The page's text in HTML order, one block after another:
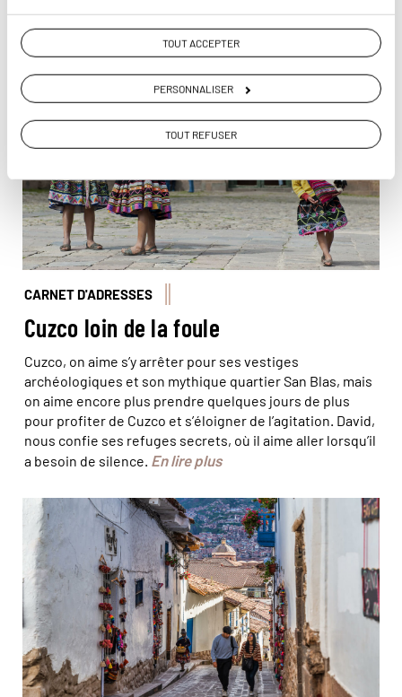
TOUT ACCEPTER
PERSONNALISER
TOUT REFUSER
Vous aimerez aussi...
© Hervé Hughes/Hemis
CARNET D'ADRESSES
Cuzco loin de la foule
Cuzco, on aime s’y arrêter pour ses vestiges
archéologiques et son mythique quartier San Blas, mais
on aime encore plus prendre quelques jours de plus
pour profiter de Cuzco et s’éloigner de l’agitation. David,
nous confie ses refuges secrets, où il aime aller lorsqu’il
a besoin de silence. En lire plus
© Cristi Croitoru/iStock